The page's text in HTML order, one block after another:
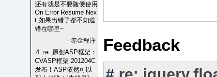
还有就是不要随便使用
On Error Resume Nex
t,如果出错了都不知道
错在哪里~
--赤金程序
4. re: 原创ASP框架：
CVASP框架 201204C
发布！ASP依然可以
Feedback